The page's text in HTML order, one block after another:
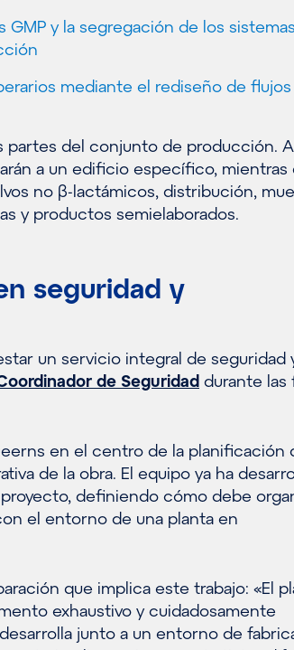
y la segregación de los
mediante el rediseño de flujos
partes del conjunto de producción.
a un edificio específico, mientras
no β-lactámicos, distribución,
y productos semielaborados.
seguridad y
un servicio integral de seguridad
de Seguridad durante las
en el centro de la planificación
de la obra. El equipo ya ha
definiendo cómo debe
el entorno de una planta en
que implica este trabajo: «El
exhaustivo y cuidadosamente
junto a un entorno de